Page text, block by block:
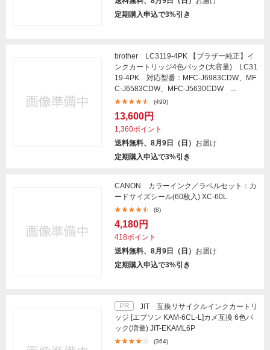
定期購入申込で3%引き
brother LC3119-4PK 【ブラザー純正】イ
ンクカートリッジ4色パック(大容量) LC31
19-4PK 対応型番：MFC-J6983CDW、MF
C-J6583CDW、MFC-J5630CDW ...
(490)
13,600円
1,360ポイント
送料無料、8月9日（日） お届け
定期購入申込で3%引き
CANON カラーインク／ラベルセット：カ
ードサイズシール(60枚入) XC-60L
(8)
4,180円
418ポイント
送料無料、8月9日（日） お届け
定期購入申込で3%引き
PR
JIT 互換リサイクルインクカートリ
ッジ [エプソン KAM-6CL-L]カメ互換 6色パ
ック(増量) JIT-EKAML6P
(364)